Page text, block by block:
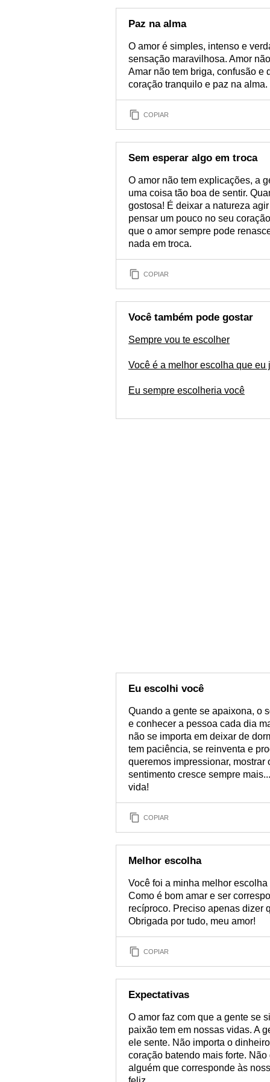
Paz na alma
O amor é simples, intenso e
sensação maravilhosa. Amor
Amar não tem briga, confusão e
coração tranquilo e paz na alma.
COPIAR
Sem esperar algo em troca
O amor não tem explicações, a
uma coisa tão boa de sentir.
gostosa! É deixar a natureza
pensar um pouco no seu
que o amor sempre pode
nada em troca.
COPIAR
Você também pode gostar
Sempre vou te escolher
Você é a melhor escolha que eu
Eu sempre escolheria você
Eu escolhi você
Quando a gente se apaixona, o
e conhecer a pessoa cada dia
não se importa em deixar de
tem paciência, se reinventa e
queremos impressionar,
sentimento cresce sempre
vida!
COPIAR
Melhor escolha
Você foi a minha melhor
Como é bom amar e ser
recíproco. Preciso apenas dizer
Obrigada por tudo, meu amor!
COPIAR
Expectativas
O amor faz com que a gente se
paixão tem em nossas vidas. A
ele sente. Não importa o
coração batendo mais forte.
alguém que corresponde às